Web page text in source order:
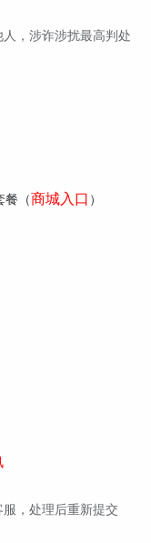
，涉诈涉扰最高判处
餐（商城入口 ）
，处理后重新提交